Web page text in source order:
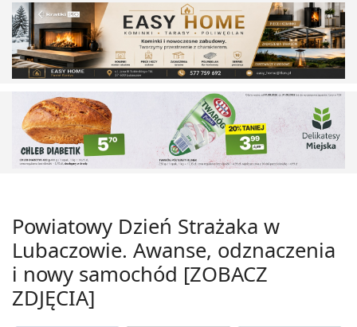
Powiatowy Dzień Strażaka w
Lubaczowie. Awanse, odznaczenia
i nowy samochód [ZOBACZ
ZDJĘCIA]